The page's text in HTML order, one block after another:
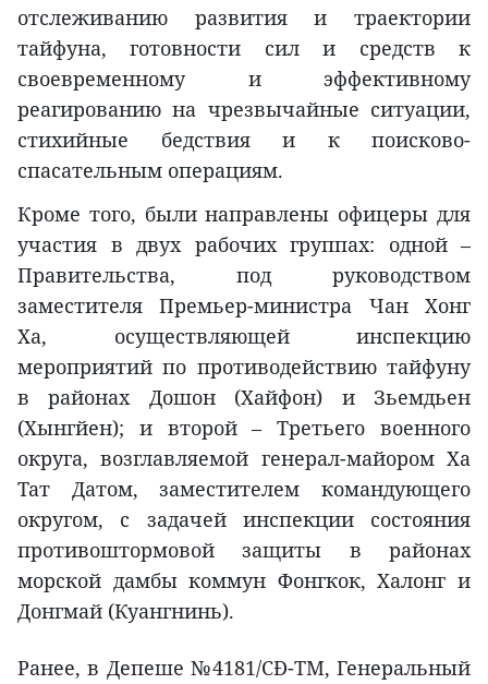
отслеживанию развития и траектории
тайфуна, готовности сил и средств к
своевременному и эффективному
реагированию на чрезвычайные ситуации,
стихийные бедствия и к поисково-
спасательным операциям.
Кроме того, были направлены офицеры для
участия в двух рабочих группах: одной –
Правительства, под руководством
заместителя Премьер-министра Чан Хонг
Ха, осуществляющей инспекцию
мероприятий по противодействию тайфуну
в районах Дошон (Хайфон) и Зьемдьен
(Хынгйен); и второй – Третьего военного
округа, возглавляемой генерал-майором Ха
Тат Датом, заместителем командующего
округом, с задачей инспекции состояния
противоштормовой защиты в районах
морской дамбы коммун Фонгкок, Халонг и
Донгмай (Куангнинь).
Ранее, в Депеше №4181/СĐ-TM, Генеральный